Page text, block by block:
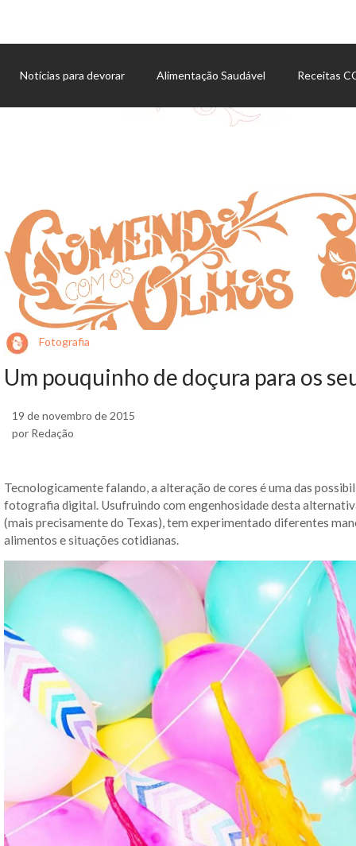
Notícias para devorar Alimentação Saudável Receitas
Fotografia
Um pouquinho de doçura para os
19 de novembro de 2015
por Redação
Tecnologicamente falando, a alteração de cores é uma das
fotografia digital. Usufruindo com engenhosidade desta
(mais precisamente do Texas), tem experimentado diferentes
alimentos e situações cotidianas.